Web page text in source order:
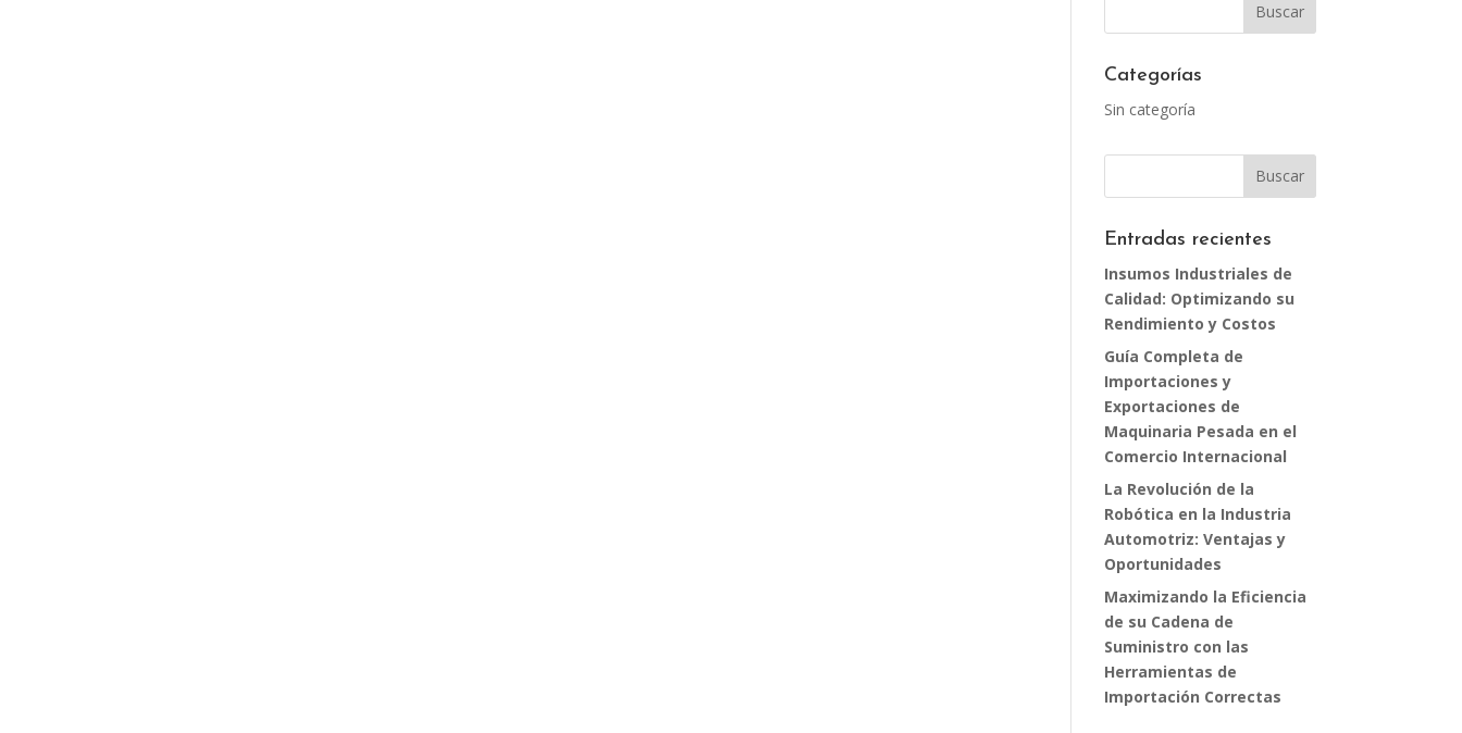
Categorías
Sin categoría
Entradas recientes
Insumos Industriales de
Calidad: Optimizando su
Rendimiento y Costos
Guía Completa de
Importaciones y
Exportaciones de
Maquinaria Pesada en el
Comercio Internacional
La Revolución de la
Robótica en la Industria
Automotriz: Ventajas y
Oportunidades
Maximizando la Eficiencia
de su Cadena de
Suministro con las
Herramientas de
Importación Correctas